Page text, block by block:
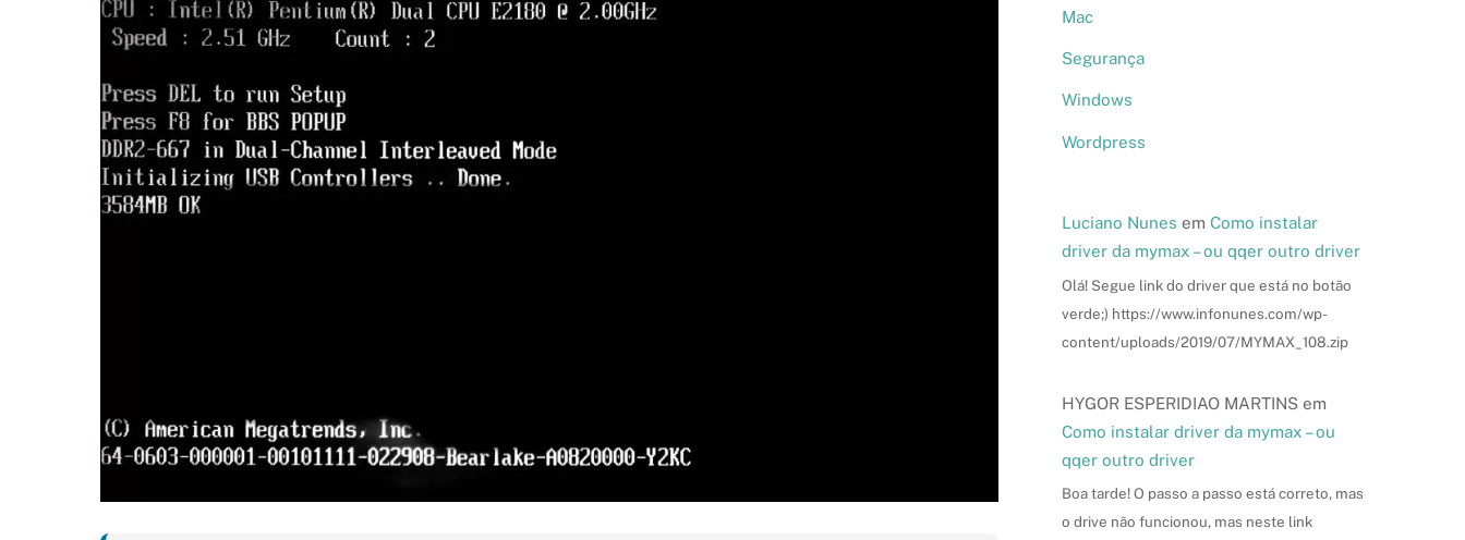
Mac
Segurança
Windows
Wordpress
Luciano Nunes em Como instalar
driver da mymax – ou qqer outro driver
Olá! Segue link do driver que está no botão
verde;) https://www.infonunes.com/wp-
content/uploads/2019/07/MYMAX_108.zip
HYGOR ESPERIDIAO MARTINSem
Como instalar driver da mymax – ou
qqer outro driver
Boa tarde! O passo a passo está correto, mas
o drive não funcionou, mas neste link